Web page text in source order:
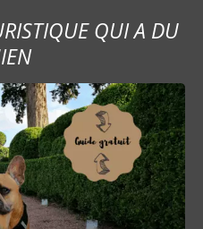
QUI A DU